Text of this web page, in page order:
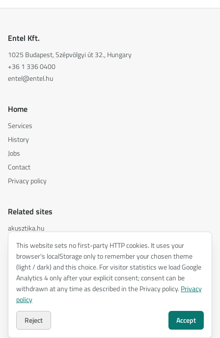
Entel Kft.
1025 Budapest, Szépvölgyi út 32., Hungary
+36 1 336 0400
entel@entel.hu
Home
Services
History
Jobs
Contact
Privacy policy
Related sites
akusztika.hu
inspiredacoustics.com
soundy.ai
irat.ai
2026ENTEL Műszaki Fejlesztő Kft. —
Privacy policy
This website sets no first-party HTTP cookies. It uses your
browser's localStorage only to remember your chosen theme
(light / dark) and this choice. For visitor statistics we load Google
Analytics 4 only after your explicit consent; consent can be
withdrawn at any time as described in the Privacy policy. Privacy
policy
Reject
Accept